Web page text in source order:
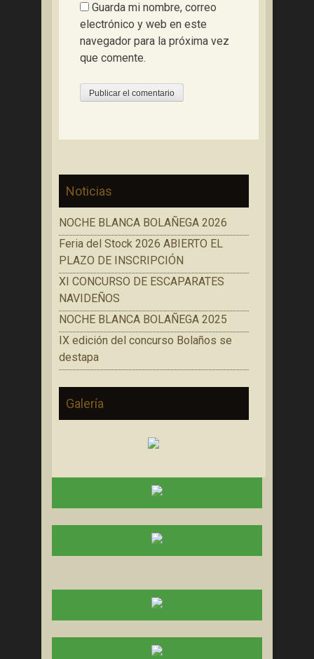
Guarda mi nombre, correo
electrónico y web en este
navegador para la próxima vez
que comente.
Noticias
NOCHE BLANCA BOLAÑEGA 2026
Feria del Stock 2026 ABIERTO EL
PLAZO DE INSCRIPCIÓN
XI CONCURSO DE ESCAPARATES
NAVIDEÑOS
NOCHE BLANCA BOLAÑEGA 2025
IX edición del concurso Bolaños se
destapa
Galería